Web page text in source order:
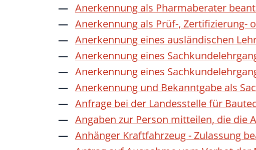
Anerkennung als Pharmaberater
Anerkennung als Prüf-, Zertifizierung-
Anerkennung eines ausländischen
Anerkennung eines
Anerkennung eines
Anerkennung und Bekanntgabe als
Anfrage bei der Landesstelle für
Angaben zur Person mitteilen, die
Anhänger Kraftfahrzeug - Zulassung